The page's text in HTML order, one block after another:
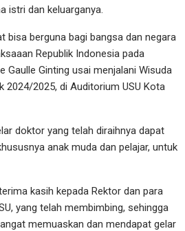
istri dan keluarganya.
bisa berguna bagi bangsa dan negara
Republik Indonesia pada
Gaulle Ginting usai menjalani Wisuda
2024/2025, di Auditorium USU Kota
doktor yang telah diraihnya dapat
anak muda dan pelajar, untuk
kasih kepada Rektor dan para
yang telah membimbing, sehingga
memuaskan dan mendapat gelar